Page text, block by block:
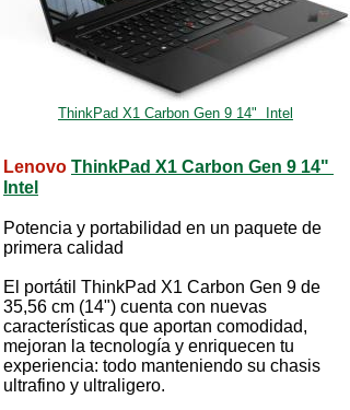
Lenovo ThinkPad X1 Carbon Gen 9 14"
Intel
Potencia y portabilidad en un paquete de
primera calidad
El portátil ThinkPad X1 Carbon Gen 9 de
35,56 cm (14") cuenta con nuevas
características que aportan comodidad,
mejoran la tecnología y enriquecen tu
experiencia: todo manteniendo su chasis
ultrafino y ultraligero.
ThinkPad X1 Carbon Gen 9 14" Intel